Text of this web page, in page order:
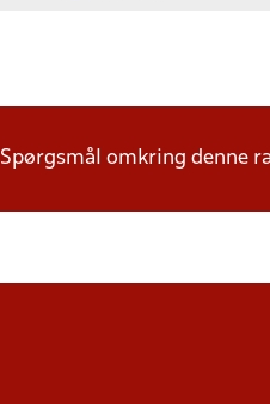
Spørgsmål omkring denne